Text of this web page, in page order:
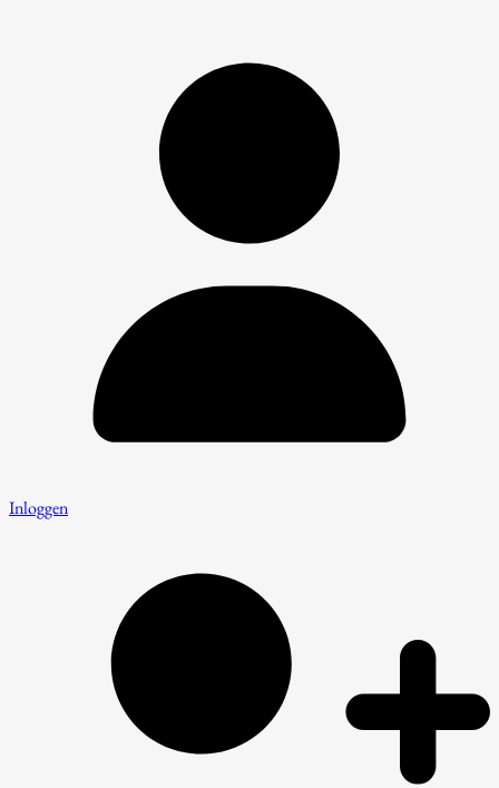
Inloggen